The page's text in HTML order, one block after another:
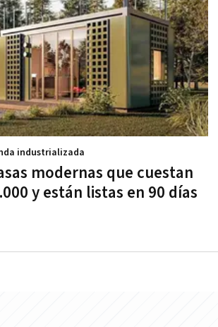
modernas que cuestan
y están listas en 90 días
industrializada